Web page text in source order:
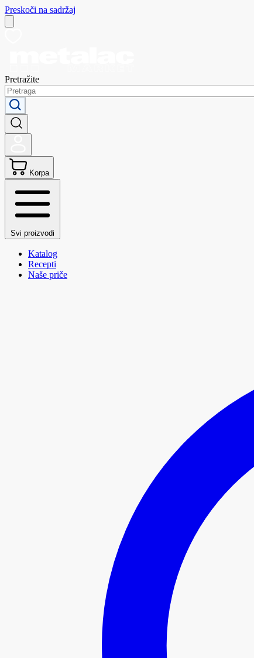
Preskoči na sadržaj
Pretražite
Korpa
Svi proizvodi
Katalog
Recepti
Naše priče